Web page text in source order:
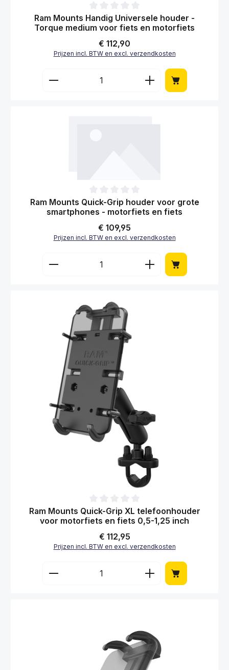
Gemiddelde waardering van 0 van 5 sterren
Ram Mounts Handig Universele houder -
Torque medium voor fiets en motorfiets
Normale prijs:
€ 112,90
Prijzen incl. BTW en excl. verzendkosten
Producthoeveelheid: Voer de gewenste
Gemiddelde waardering van 0 van 5 sterren
Ram Mounts Quick-Grip houder voor grote
smartphones - motorfiets en fiets
Normale prijs:
€ 109,95
Prijzen incl. BTW en excl. verzendkosten
Producthoeveelheid: Voer de gewenste
Gemiddelde waardering van 0 van 5 sterren
Ram Mounts Quick-Grip XL telefoonhouder
voor motorfiets en fiets 0,5-1,25 inch
Normale prijs:
€ 112,95
Prijzen incl. BTW en excl. verzendkosten
Producthoeveelheid: Voer de gewenste